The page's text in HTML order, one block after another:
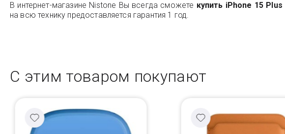
В интернет-магазине Nistone Вы всегда сможете купить iPhone 15 Plus
на всю технику предоставляется гарантия 1 год.
С этим товаром покупают